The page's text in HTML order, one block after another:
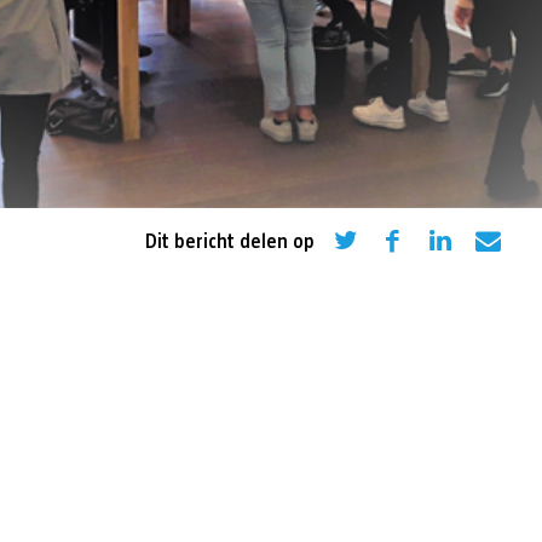
Asiel en migratie
Digitaal
Dit bericht delen op